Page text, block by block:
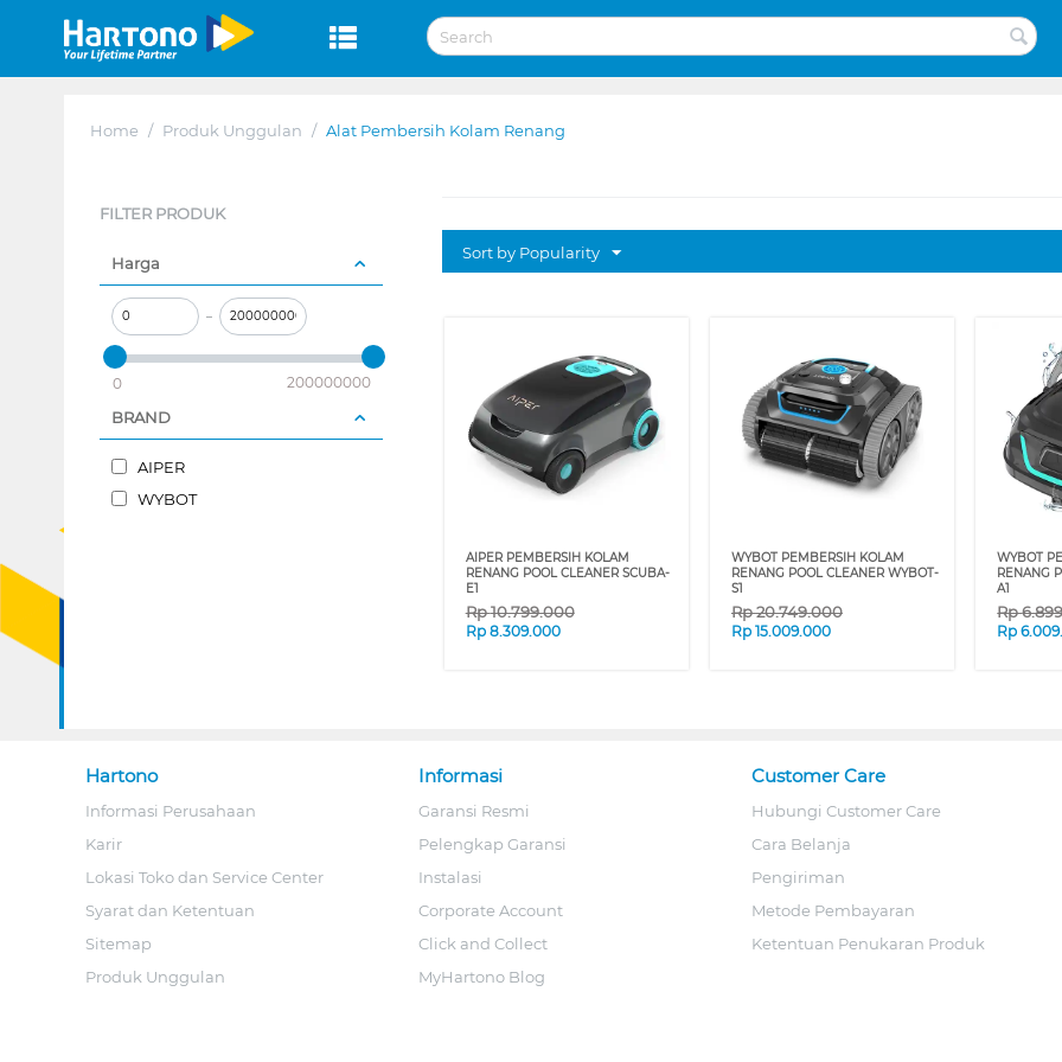
Home / Produk Unggulan / Alat Pembersih Kolam Renang
FILTER PRODUK
Harga
–
0 200000000
BRAND
AIPER
WYBOT
Sort by Popularity
AIPER PEMBERSIH KOLAM
RENANG POOL CLEANER SCUBA-
E1
Rp10.799.000
Rp 8.309.000
WYBOT PEMBERSIH KOLAM
RENANG POOL CLEANER WYBOT-
S1
Rp20.749.000
Rp 15.009.000
WYBOT
RENANG
A1
Rp
Rp
Hartono
Informasi Perusahaan
Karir
Lokasi Toko dan Service Center
Syarat dan Ketentuan
Sitemap
Produk Unggulan
Informasi
Garansi Resmi
Pelengkap Garansi
Instalasi
Corporate Account
Click and Collect
MyHartono Blog
Customer Care
Hubungi Customer Care
Cara Belanja
Pengiriman
Metode Pembayaran
Ketentuan Penukaran Produk